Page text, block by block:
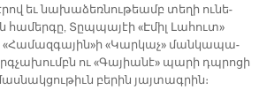
եւ նա­խա­ձեռ­նու­թեամբ տե­ղի ու­նե­
հա­մեր­գը, Տըպ­պա­յէի «Է­միլ Լա­հուտ»
«Հա­մազ­գա­յին»ի «Կար­կաչ» ման­կա­պա­
ու «Գա­յիա­նէ» պա­րի դպրո­ցի
բե­րին յայ­տագ­րին։